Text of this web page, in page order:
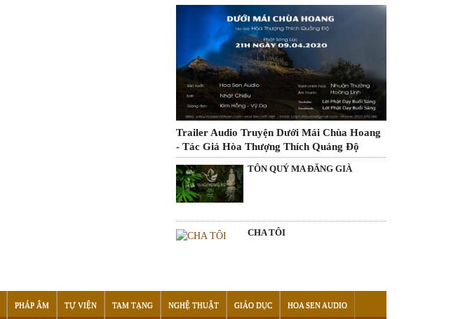
Trailer Audio Truyện Dưới Mái Chùa Hoang
- Tác Giả Hòa Thượng Thích Quảng Độ
TÔN QUÝ MA ĐĂNG GIÀ
CHA TÔI
PHÁP ÂM TỰ VIỆN TAM TẠNG NGHỆ THUẬT GIÁO DỤC HOA SEN AUDIO